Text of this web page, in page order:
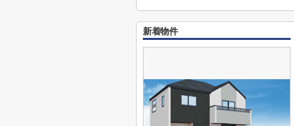
新着物件